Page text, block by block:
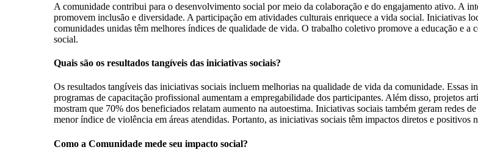
A comunidade contribui para o desenvolvimento social por meio da colaboração e do engajamento ativo. A
promovem inclusão e diversidade. A participação em atividades culturais enriquece a vida social. Iniciativas
comunidades unidas têm melhores índices de qualidade de vida. O trabalho coletivo promove a educação e a
social.
Quais são os resultados tangíveis das iniciativas sociais?
Os resultados tangíveis das iniciativas sociais incluem melhorias na qualidade de vida da comunidade. Essas
programas de capacitação profissional aumentam a empregabilidade dos participantes. Além disso, projetos
mostram que 70% dos beneficiados relatam aumento na autoestima. Iniciativas sociais também geram redes
menor índice de violência em áreas atendidas. Portanto, as iniciativas sociais têm impactos diretos e positivos
Como a Comunidade mede seu impacto social?